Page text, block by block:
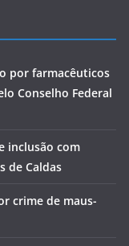
por farmacêuticos
Conselho Federal
inclusão com
de Caldas
crime de maus-